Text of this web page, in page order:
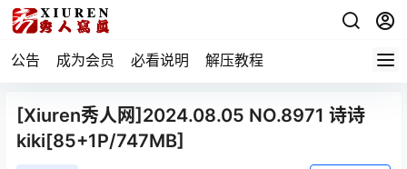
公告 成为会员 必看说明 解压教程
[Xiuren秀人网]2024.08.05 NO.8971 诗诗
kiki[85+1P/747MB]